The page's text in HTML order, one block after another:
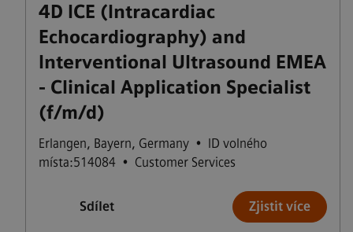
4D ICE (Intracardiac
Echocardiography) and
Interventional Ultrasound EMEA
- Clinical Application Specialist
(f/m/d)
Erlangen, Bayern, Germany • ID volného
místa:514084 • Customer Services
Sdílet Zjistit více